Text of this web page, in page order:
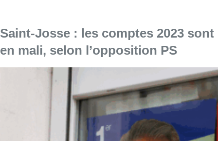
Saint-Josse : les comptes 2023 sont
en mali, selon l’opposition PS